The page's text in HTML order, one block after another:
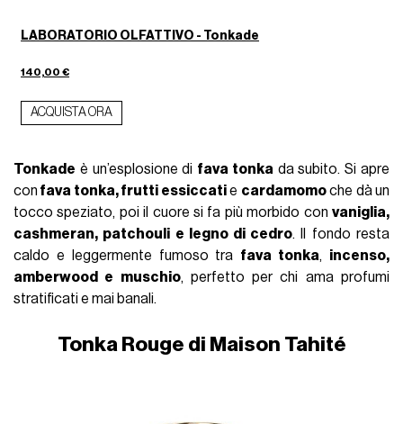
LABORATORIO OLFATTIVO - Tonkade
140,00 €
ACQUISTA ORA
Tonkade è un’esplosione di fava tonkada subito. Si apre
con fava tonka, frutti essiccatie cardamomoche dà un
tocco speziato, poi il cuore si fa più morbido con vaniglia,
cashmeran, patchouli e legno di cedro. Il fondo resta
caldo e leggermente fumoso tra fava tonka, incenso,
amberwood e muschio, perfetto per chi ama profumi
stratificati e mai banali.
Tonka Rouge di Maison Tahité